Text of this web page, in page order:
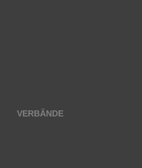
VERBÄNDE